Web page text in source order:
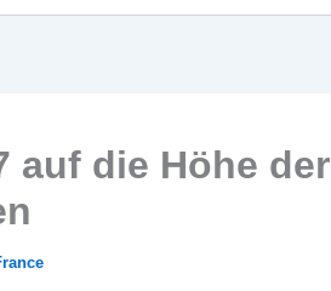
auf die Höhe der